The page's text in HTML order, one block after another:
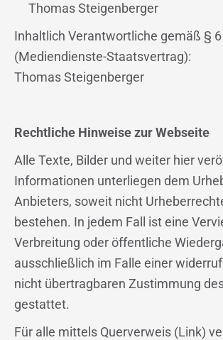
Thomas Steigenberger
Inhaltlich Verantwortliche gemäß §
(Mediendienste-Staatsvertrag):
Thomas Steigenberger
Rechtliche Hinweise zur Webseite
Alle Texte, Bilder und weiter hier
Informationen unterliegen dem
Anbieters, soweit nicht
bestehen. In jedem Fall ist eine
Verbreitung oder öffentliche
ausschließlich im Falle einer
nicht übertragbaren Zustimmung
gestattet.
Für alle mittels Querverweis (Link)